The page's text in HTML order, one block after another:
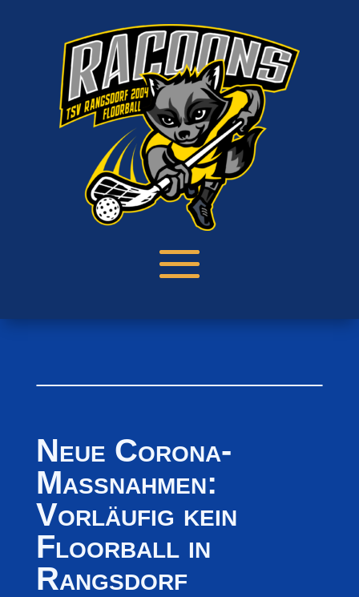
Neue Corona-
Maßnahmen:
Vorläufig kein
Floorball in
Rangsdorf